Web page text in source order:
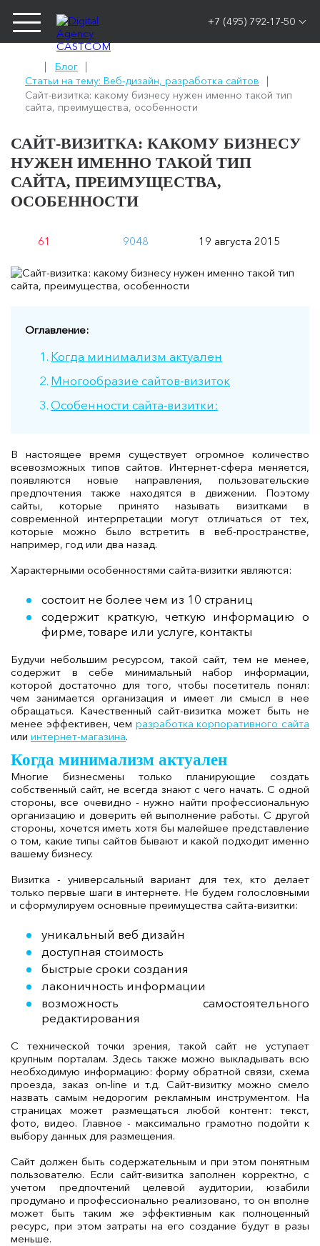
+7 (495) 792-17-50
Блог
Статьи на тему: Веб-дизайн, разработка сайтов
Сайт-визитка: какому бизнесу нужен именно такой тип
сайта, преимущества, особенности
САЙТ-ВИЗИТКА: КАКОМУ БИЗНЕСУ
НУЖЕН ИМЕННО ТАКОЙ ТИП
САЙТА, ПРЕИМУЩЕСТВА,
ОСОБЕННОСТИ
61 9048 19 августа 2015
Оглавление:
Когда минимализм актуален
Многообразие сайтов-визиток
Особенности сайта-визитки:
В настоящее время существует огромное количество
всевозможных типов сайтов. Интернет-сфера меняется,
появляются новые направления, пользовательские
предпочтения также находятся в движении. Поэтому
сайты, которые принято называть визитками в
современной интерпретации могут отличаться от тех,
которые можно было встретить в веб-пространстве,
например, год или два назад.
Характерными особенностями сайта-визитки являются:
состоит не более чем из 10 страниц
содержит краткую, четкую информацию о
фирме, товаре или услуге, контакты
Будучи небольшим ресурсом, такой сайт, тем не менее,
содержит в себе минимальный набор информации,
которой достаточно для того, чтобы посетитель понял:
чем занимается организация и имеет ли смысл в нее
обращаться. Качественный сайт-визитка может быть не
менее эффективен, чем разработка корпоративного сайта
или интернет-магазина.
Когда минимализм актуален
Многие бизнесмены только планирующие создать
собственный сайт, не всегда знают с чего начать. С одной
стороны, все очевидно - нужно найти профессиональную
организацию и доверить ей выполнение работы. С другой
стороны, хочется иметь хотя бы малейшее представление
о том, какие типы сайтов бывают и какой подходит именно
вашему бизнесу.
Визитка - универсальный вариант для тех, кто делает
только первые шаги в интернете. Не будем голословными
и сформулируем основные преимущества сайта-визитки:
уникальный веб дизайн
доступная стоимость
быстрые сроки создания
лаконичность информации
возможность самостоятельного
редактирования
С технической точки зрения, такой сайт не уступает
крупным порталам. Здесь также можно выкладывать всю
необходимую информацию: форму обратной связи, схема
проезда, заказ on-line и т.д. Сайт-визитку можно смело
назвать самым недорогим рекламным инструментом. На
страницах может размещаться любой контент: текст,
фото, видео. Главное - максимально грамотно подойти к
выбору данных для размещения.
Сайт должен быть содержательным и при этом понятным
пользователю. Если сайт-визитка заполнен корректно, с
учетом предпочтений целевой аудитории, юзабили
продумано и профессионально реализовано, то он вполне
может быть таким же эффективным как полноценный
ресурс, при этом затраты на его создание будут в разы
меньше.